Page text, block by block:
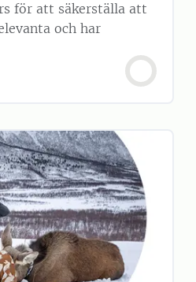
för att säkerställa att
och har